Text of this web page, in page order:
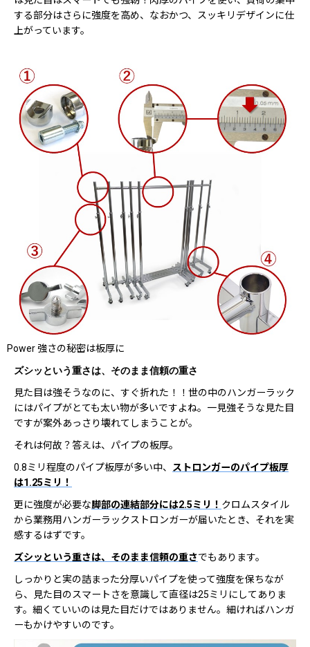
する部分はさらに強度を高め、なおかつ、スッキリデザインに仕
上がっています。
Power 強さの秘密は板厚に
ズシッという重さは、そのまま信頼の重さ
見た目は強そうなのに、すぐ折れた！！世の中のハンガーラック
にはパイプがとても太い物が多いですよね。一見強そうな見た目
ですが案外あっさり壊れてしまうことが。
それは何故？答えは、パイプの板厚。
0.8ミリ程度のパイプ板厚が多い中、
ストロンガーのパイプ板厚
は1.25ミリ！
更に強度が必要な脚部の連結部分には2.5ミリ！ クロムスタイル
から業務用ハンガーラックストロンガーが届いたとき、それを実
感するはずです。
ズシッという重さは、そのまま信頼の重さでもあります。
しっかりと実の詰まった分厚いパイプを使って強度を保ちなが
ら、見た目のスマートさを意識して直径は25ミリにしてありま
す。細くていいのは見た目だけではありません。細ければハンガ
ーもかけやすいのです。